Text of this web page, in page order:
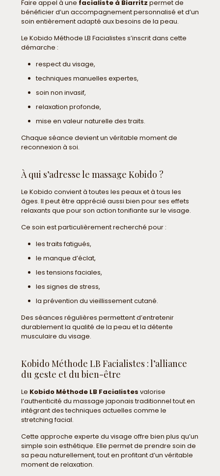
Faire appel à une facialiste à Biarritz permet de
bénéficier d’un accompagnement personnalisé et d’un
soin entièrement adapté aux besoins de la peau.
Le Kobido Méthode LB Facialistes s’inscrit dans cette
démarche :
respect du visage,
techniques manuelles expertes,
soin non invasif,
relaxation profonde,
mise en valeur naturelle des traits.
Chaque séance devient un véritable moment de
reconnexion à soi.
À qui s’adresse le massage Kobido ?
Le Kobido convient à toutes les peaux et à tous les
âges. Il peut être apprécié aussi bien pour ses effets
relaxants que pour son action tonifiante sur le visage.
Ce soin est particulièrement recherché pour :
les traits fatigués,
le manque d’éclat,
les tensions faciales,
les signes de stress,
la prévention du vieillissement cutané.
Des séances régulières permettent d’entretenir
durablement la qualité de la peau et la détente
musculaire du visage.
Kobido Méthode LB Facialistes : l’alliance
du geste et du bien-être
Le Kobido Méthode LB Facialistes valorise
l’authenticité du massage japonais traditionnel tout en
intégrant des techniques actuelles comme le
stretching facial.
Cette approche experte du visage offre bien plus qu’un
simple soin esthétique. Elle permet de prendre soin de
sa peau naturellement, tout en profitant d’un véritable
moment de relaxation.